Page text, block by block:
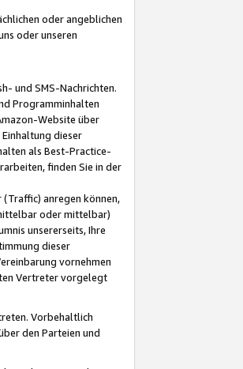
oder angeblichen
oder unseren
und SMS-Nachrichten.
Programminhalten
Website über
dieser
als Best-Practice-
finden Sie in der
anregen können,
oder mittelbar)
unsererseits, Ihre
dieser
vornehmen
Vertreter vorgelegt
Vorbehaltlich
den Parteien und